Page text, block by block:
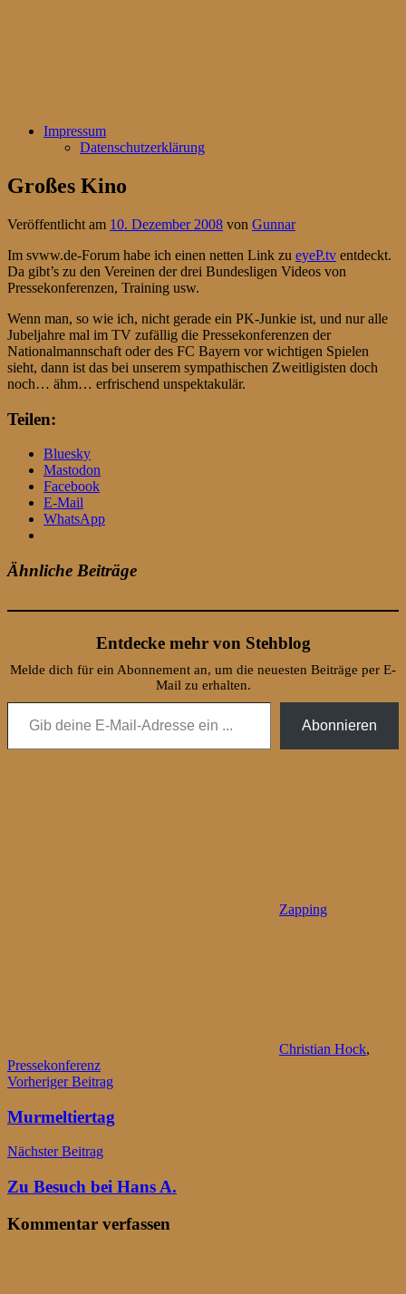
Impressum
Datenschutzerklärung
Großes Kino
Veröffentlicht am 10. Dezember 2008 von Gunnar
Im svww.de-Forum habe ich einen netten Link zu eyeP.tv entdeckt.
Da gibt’s zu den Vereinen der drei Bundesligen Videos von
Pressekonferenzen, Training usw.
Wenn man, so wie ich, nicht gerade ein PK-Junkie ist, und nur alle
Jubeljahre mal im TV zufällig die Pressekonferenzen der
Nationalmannschaft oder des FC Bayern vor wichtigen Spielen
sieht, dann ist das bei unserem sympathischen Zweitligisten doch
noch… ähm… erfrischend unspektakulär.
Teilen:
Bluesky
Mastodon
Facebook
E-Mail
WhatsApp
Ähnliche Beiträge
Entdecke mehr von Stehblog
Melde dich für ein Abonnement an, um die neuesten Beiträge per E-
Mail zu erhalten.
Gib deine E-Mail-Adresse ein ...
Abonnieren
Zapping
Christian Hock,
Pressekonferenz
Beitragsnavigation
Vorheriger Beitrag
Murmeltiertag
Nächster Beitrag
Zu Besuch bei Hans A.
Kommentar verfassen